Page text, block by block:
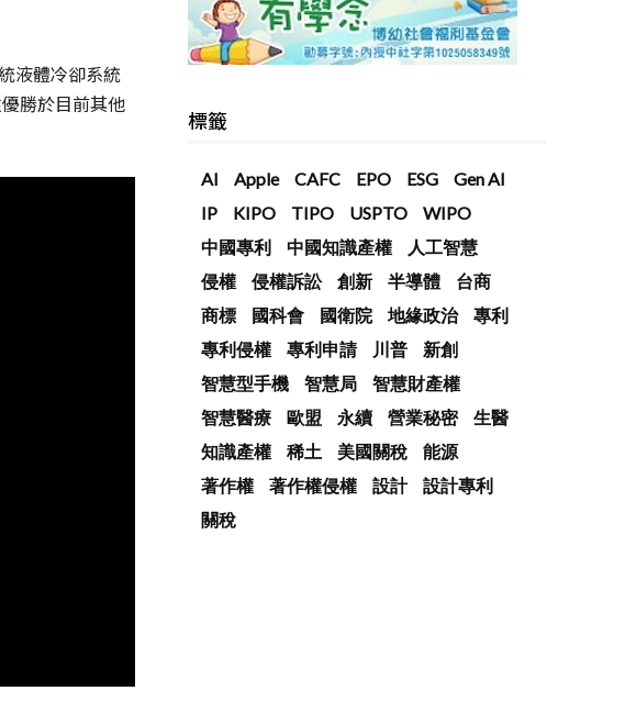
液體冷卻系統
勝於目前其他
標籤
AI Apple CAFC EPO ESG
Gen AI
IP
KIPO TIPO USPTO
WIPO
中國專利
中國知識產權
人工智慧
侵權
侵權訴訟 創新 半導體
台商
商標
國科會 國衛院 地緣政治
專利
專利侵權
專利申請 川普
新創
智慧型手機
智慧局
智慧財產權
智慧醫療
歐盟 永續 營業秘密
生醫
知識產權
稀土 美國關稅
能源
著作權
著作權侵權 設計
設計專利
關稅